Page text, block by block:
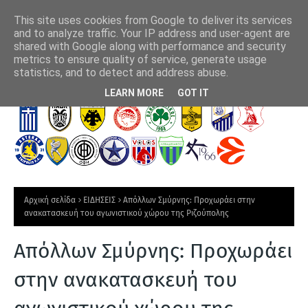
Ε
Υ
Τ
Ι
Α
Ε
της "Στη κούρσα απόκτησης του Αριάγκα η ΑΕΚ"
Αρχική σελίδα ΕΙΔΗΣΕΙΣ
Απόλλων Σμύρνης: Προχωράει στην
ανακατασκευή του αγωνιστικού χώρου της Ριζούπολης
Απόλλων Σμύρνης: Προχωράει
στην ανακατασκευή του
This site uses cookies from Google to deliver its services
and to analyze traffic. Your IP address and user-agent are
shared with Google along with performance and security
metrics to ensure quality of service, generate usage
statistics, and to detect and address abuse.
LEARN MORE GOT IT